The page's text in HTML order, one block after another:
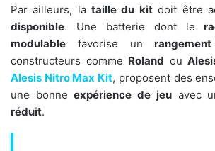
Par ailleurs, lataille du kitdoit être
disponible. Une batterie dont le
modulable favorise un
constructeurs comme Roland ou
Alesis Nitro Max Kit, proposent des
une bonneexpérience de jeuavec
réduit.